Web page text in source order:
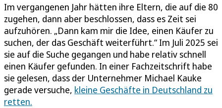
Im vergangenen Jahr hätten ihre Eltern, die auf die 80
zugehen, dann aber beschlossen, dass es Zeit sei
aufzuhören. „Dann kam mir die Idee, einen Käufer zu
suchen, der das Geschäft weiterführt.“ Im Juli 2025 sei
sie auf die Suche gegangen und habe relativ schnell
einen Käufer gefunden. In einer Fachzeitschrift habe
sie gelesen, dass der Unternehmer Michael Kauke
gerade versuche, kleine Geschäfte in Deutschland zu
retten.